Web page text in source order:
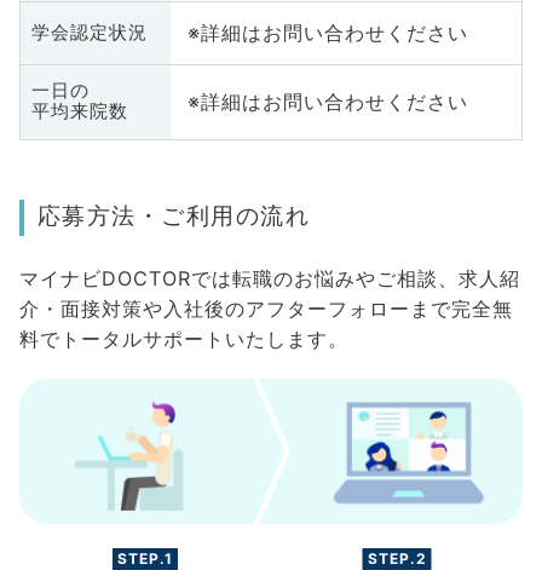
学会認定状況 ※詳細はお問い合わせください
一日の
平均来院数
※詳細はお問い合わせください
応募方法・ご利用の流れ
マイナビDOCTORでは転職のお悩みやご相談、求人紹
介・面接対策や入社後のアフターフォローまで完全無
料でトータルサポートいたします。
STEP.1 STEP.2